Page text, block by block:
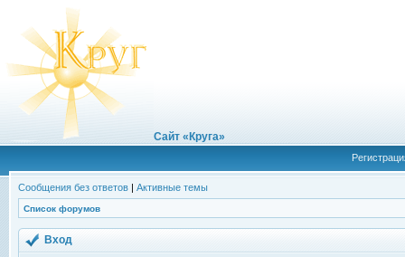
Сайт «Круга»
Сообщения без ответов | Активные темы
Список форумов
Вход